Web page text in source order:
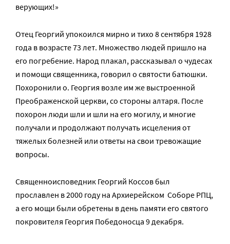
верующих!»
Отец Георгий упокоился мирно и тихо 8 сентября 1928
года в возрасте 73 лет. Множество людей пришло на
его погребение. Народ плакал, рассказывал о чудесах
и помощи священника, говорил о святости батюшки.
Похоронили о. Георгия возле им же выстроенной
Преображенской церкви, со стороны алтаря. После
похорон люди шли и шли на его могилу, и многие
получали и продолжают получать исцеления от
тяжелых болезней или ответы на свои тревожащие
вопросы.
Священноисповедник Георгий Коссов был
прославлен в 2000 году на Архиерейском Соборе РПЦ,
а его мощи были обретены в день памяти его святого
покровителя Георгия Победоносца 9 декабря.